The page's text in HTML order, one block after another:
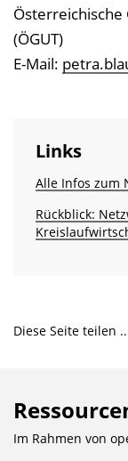
(ÖGUT)
E-Mail:
Links
Alle Infos zum
Rückblick:
Diese Seite teilen
Im Rahmen von